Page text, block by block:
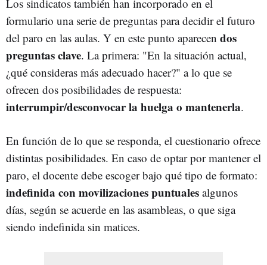
Los sindicatos también han incorporado en el
formulario una serie de preguntas para decidir el futuro
del paro en las aulas. Y en este punto aparecen dos
preguntas clave. La primera: "En la situación actual,
¿qué consideras más adecuado hacer?" a lo que se
ofrecen dos posibilidades de respuesta:
interrumpir/desconvocar la huelga o mantenerla.
En función de lo que se responda, el cuestionario ofrece
distintas posibilidades. En caso de optar por mantener el
paro, el docente debe escoger bajo qué tipo de formato:
indefinida con movilizaciones puntuales algunos
días, según se acuerde en las asambleas, o que siga
siendo indefinida sin matices.